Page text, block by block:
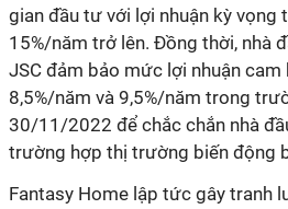
gian đầu tư với lợi nhuận kỳ
15%/năm trở lên. Đồng thời, nhà
JSC đảm bảo mức lợi nhuận
8,5%/năm và 9,5%/năm trong
30/11/2022 để chắc chắn nhà
trường hợp thị trường biến động
Fantasy Home lập tức gây tranh